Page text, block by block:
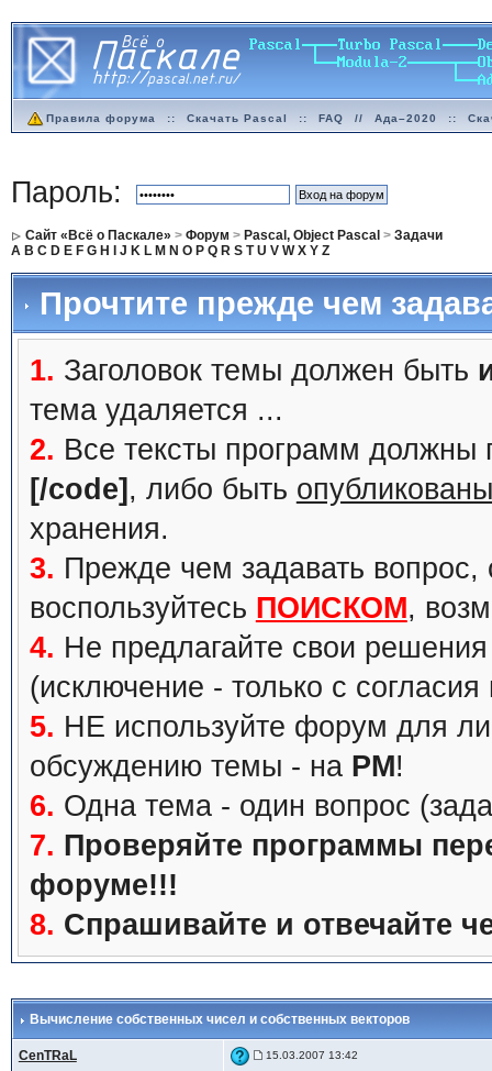
Правила форума :: Скачать Pascal :: FAQ // Ада–2020 ::
Пароль:
Сайт «Всё о Паскале» > Форум > Pascal, Object Pascal > Задачи
A B C D E F G H J K L M N O P Q R S T U V W X Y Z
Прочтите прежде чем
1. Заголовок темы должен быть
тема удаляется ...
2. Все тексты программ должны
[/code] , либо быть
хранения.
3. Прежде чем задавать вопрос,
воспользуйтесь ПОИСКОМ,
4. Не предлагайте свои
(исключение - только с
5. НЕ используйте форум для
обсуждению темы - на PM!
6. Одна тема - один вопрос
7. Проверяйте программы
форуме!!!
8. Спрашивайте и отвечайте
Вычисление собственных чисел и собственных векторов
CenTRaL 15.03.2007 13:42